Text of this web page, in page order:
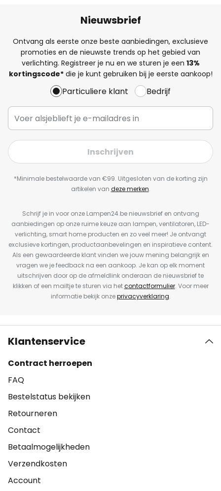
Nieuwsbrief
Ontvang als eerste onze beste aanbiedingen, exclusieve
promoties en de nieuwste trends op het gebied van
verlichting. Registreer je nu en we sturen je een 13%
kortingscode*die je kunt gebruiken bij je eerste aankoop!
Particuliere klant Bedrijf
Inschrijven
*Minimale bestelwaarde van €99. Uitgesloten van de korting zijn
artikelen van deze merken.
Schrijf je in voor onze Lampen24.be nieuwsbrief en ontvang
aanbiedingen op onze ruime keuze aan lampen, ventilatoren, LED-
verlichting, smart home producten en zo veel meer! Je ontvangt
exclusieve kortingen, productaanbevelingen en inspiratieve content.
Als een gewaardeerde klant vinden we jouw mening belangrijk en
vragen we je feedback na een aankoop. Je kan op elk moment
uitschrijven door op de afmeldlink onderaan de nieuwsbrief te
klikken of een mailtje te sturen via hetcontactformulier. Voor meer
informatie bekijk onzeprivacyverklaring.
Klantenservice
Contract herroepen
FAQ
Bestelstatus bekijken
Retourneren
Contact
Betaalmogelijkheden
Verzendkosten
Account